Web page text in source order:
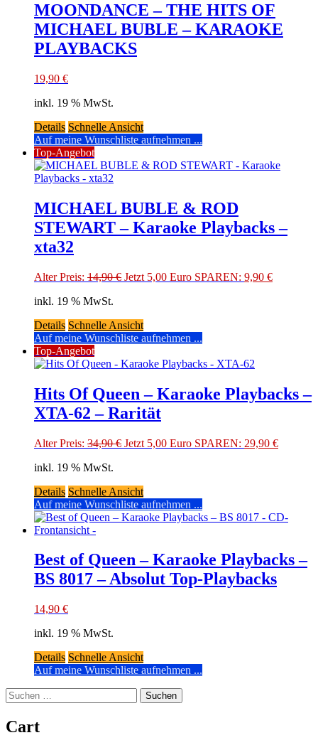
MOONDANCE – THE HITS OF
MICHAEL BUBLE – KARAOKE
PLAYBACKS
19,90 €
inkl. 19 % MwSt.
Details Schnelle Ansicht
Auf meine Wunschliste aufnehmen ...
Top-Angebot
MICHAEL BUBLE & ROD
STEWART – Karaoke Playbacks –
xta32
Alter Preis: 14,90€ Original
Jetzt 5,00 Euro SPAREN: 9,90 €Current
inkl. 19 % MwSt.
Details Schnelle Ansicht
Auf meine Wunschliste aufnehmen ...
Top-Angebot
Hits Of Queen – Karaoke Playbacks –
XTA-62 – Rarität
Alter Preis: 34,90€ Original
Jetzt 5,00 Euro SPAREN: 29,90 €Current
inkl. 19 % MwSt.
Details Schnelle Ansicht
Auf meine Wunschliste aufnehmen ...
Best of Queen – Karaoke Playbacks –
BS 8017 – Absolut Top-Playbacks
14,90 €
inkl. 19 % MwSt.
Details Schnelle Ansicht
Auf meine Wunschliste aufnehmen ...
Suchen
nach:
Cart